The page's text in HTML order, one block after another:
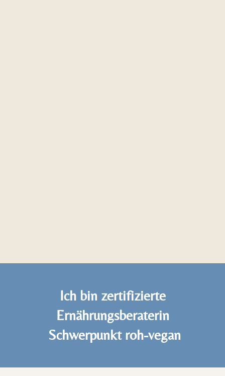
Ich bin zertifizierte
Ernährungsberaterin
Schwerpunkt roh-vegan